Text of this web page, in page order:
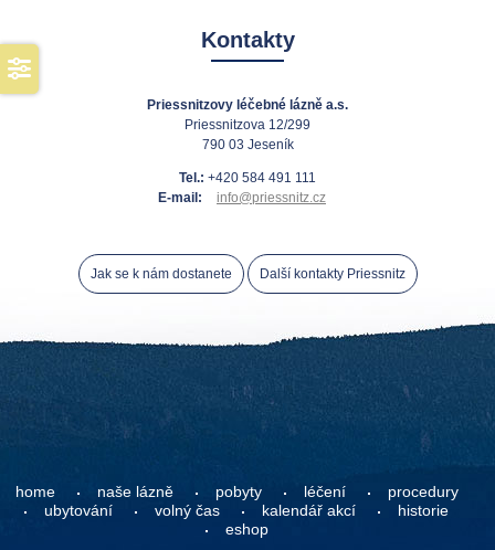
Kontakty
Priessnitzovy léčebné lázně a.s.
Priessnitzova 12/299
790 03 Jeseník
Tel.: +420 584 491 111
E-mail:
info@priessnitz.cz
Jak se k nám dostanete Další kontakty Priessnitz
home naše lázně pobyty léčení
procedury
ubytování
volný čas kalendář akcí
historie
eshop